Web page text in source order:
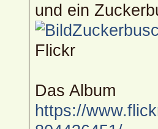
und ein
Flickr
Das Album
https://